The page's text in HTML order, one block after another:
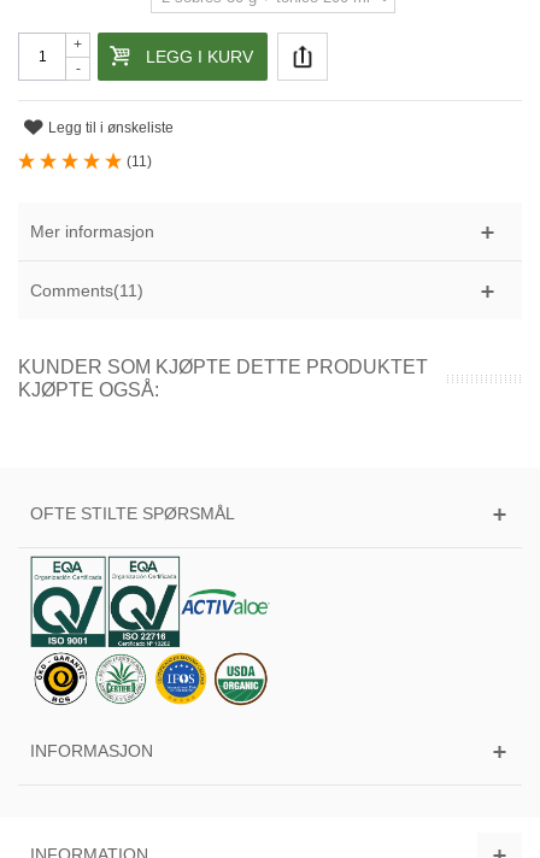
-
+
LEGG I KURV
Legg til i ønskeliste
(11 )
Mer informasjon
Comments(11)
KUNDER SOM KJØPTE DETTE PRODUKTET
KJØPTE OGSÅ:
OFTE STILTE SPØRSMÅL
INFORMASJON